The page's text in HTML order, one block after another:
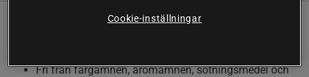
Fri från färgämnen, aromämnen, sötningsmedel och
Cookie-inställningar